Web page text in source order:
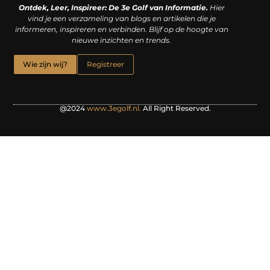
Ontdek, Leer, Inspireer: De 3e Golf van Informatie.Hier
vind je een verzameling van blogs en artikelen die je
informeren, inspireren en verbinden. Blijf op de hoogte van
nieuwe inzichten en trends.
Wie zijn wij? Registreer
@2024www.3egolf.nl.All Right Reserved.